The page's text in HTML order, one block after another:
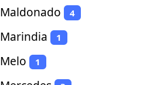
Maldonado 4
Marindia 1
Melo 1